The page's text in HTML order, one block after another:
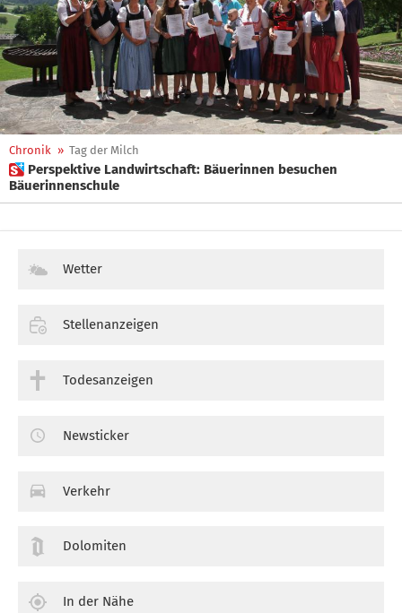
Chronik » Tag der Milch
 Perspektive Landwirtschaft: Bäuerinnen besuchen
Bäuerinnenschule
Wetter
Stellenanzeigen
Todesanzeigen
Newsticker
Verkehr
Dolomiten
In der Nähe